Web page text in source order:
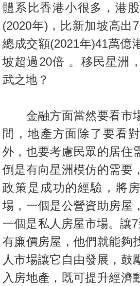
體系比香港小很多，港
(2020年)，比新加坡高出
總成交額(2021年)41萬億
坡超過20倍 。移民星洲
武之地？
金融方面當然要看市
間，地產方面除了要看
外，也要考慮民眾的居住
倒是有向星洲模仿的需要
政策是成功的經驗，將
場，一個是公營資助房屋
一個是私人房屋市場。讓
有廉價房屋，他們就能夠
人市場讓它自由發展，鼓
入房地產，既可提升經濟